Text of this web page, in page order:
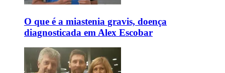
O que é a miastenia gravis, doença
diagnosticada em Alex Escobar